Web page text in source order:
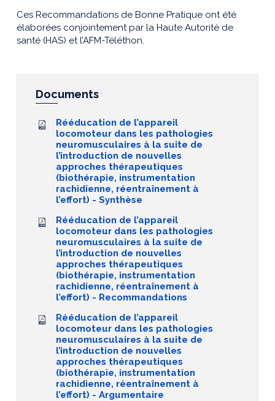
Ces Recommandations de Bonne Pratique ont été
élaborées conjointement par la Haute Autorité de
santé (HAS) et l’AFM-Téléthon.
Documents
Rééducation de l’appareil
locomoteur dans les pathologies
neuromusculaires à la suite de
l’introduction de nouvelles
approches thérapeutiques
(biothérapie, instrumentation
rachidienne, réentraînement à
l’effort) - Synthèse
Rééducation de l’appareil
locomoteur dans les pathologies
neuromusculaires à la suite de
l’introduction de nouvelles
approches thérapeutiques
(biothérapie, instrumentation
rachidienne, réentraînement à
l’effort) - Recommandations
Rééducation de l’appareil
locomoteur dans les pathologies
neuromusculaires à la suite de
l’introduction de nouvelles
approches thérapeutiques
(biothérapie, instrumentation
rachidienne, réentraînement à
l’effort) - Argumentaire